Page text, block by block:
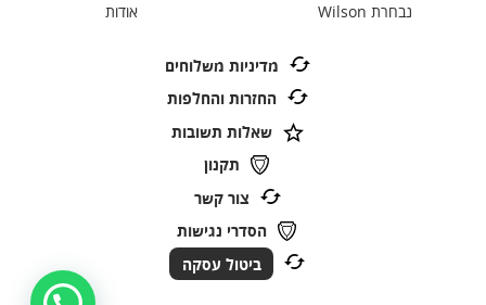
נבחרת Wilson
אודות
מדיניות משלוחים
החזרות והחלפות
שאלות תשובות
תקנון
צור קשר
הסדרי נגישות
ביטול עסקה